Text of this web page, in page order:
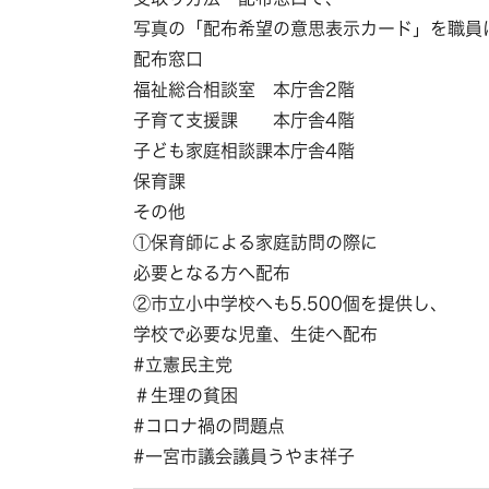
写真の「配布希望の意思表示カード」を職員
配布窓口
福祉総合相談室 本庁舎2階
子育て支援課 本庁舎4階
子ども家庭相談課本庁舎4階
保育課
その他
①保育師による家庭訪問の際に
必要となる方へ配布
②市立小中学校へも5.500個を提供し、
学校で必要な児童、生徒へ配布
#立憲民主党
＃生理の貧困
#コロナ禍の問題点
#一宮市議会議員うやま祥子